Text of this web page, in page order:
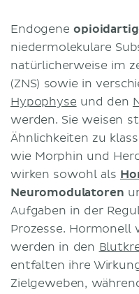
Endogene
niedermolekulare
natürlicherweise im
(ZNS) sowie in
Hypophyse und den
werden. Sie weisen
Ähnlichkeiten zu
wie Morphin und
wirken sowohl als
Neuromodulatoren
Aufgaben in der
Prozesse. Hormonell
werden in den
entfalten ihre
Zielgeweben,